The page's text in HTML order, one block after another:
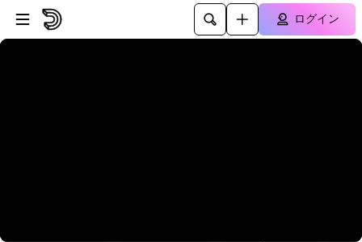
プレイヤーにスキップ
メインコンテンツにスキップ
ログイン